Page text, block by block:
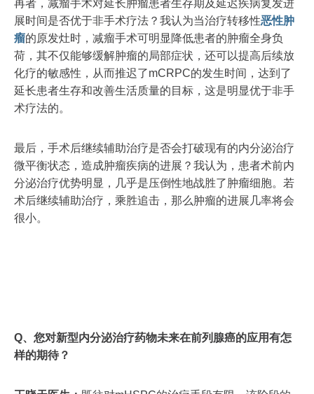
再者，减瘤手术对延长肿瘤患者生存期及延迟疾病复发进
展时间是否优于非手术疗法？我认为当治疗转移性恶性肿
瘤的原发灶时，减瘤手术可明显降低患者的肿瘤全身负
荷，其不仅能够缓解肿瘤的局部症状，还可以提高后续放
化疗的敏感性，从而推迟了mCRPC的发生时间，达到了
延长患者生存和改善生活质量的目标，这是明显优于非手
术疗法的。
最后，手术后继续辅助治疗是否会打破现有的内分泌治疗
微平衡状态，造成肿瘤疾病的进展？我认为，患者术前内
分泌治疗优势明显，几乎是压倒性地战胜了肿瘤细胞。若
术后继续辅助治疗，乘胜追击，那么肿瘤的进展几率将会
很小。
Q、您对新型内分泌治疗药物未来在前列腺癌的应用有怎
样的期待？